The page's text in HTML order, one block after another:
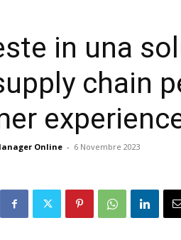
in una
chain
Online - 6 Novembre 2023